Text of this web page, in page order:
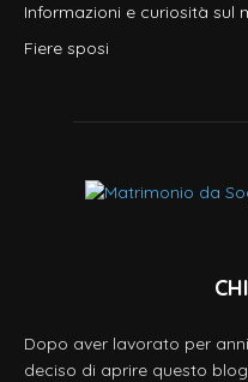
Informazioni e curiosità sul
Fiere sposi
Dopo aver lavorato per
deciso di aprire questo